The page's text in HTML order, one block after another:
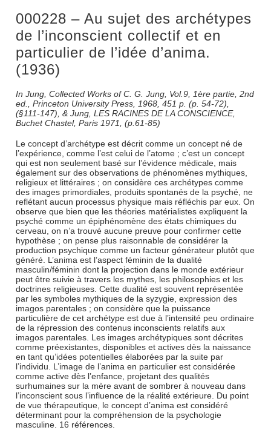
000228 – Au sujet des archétypes
de l’inconscient collectif et en
particulier de l’idée d’anima.
(1936)
In Jung, Collected Works of C. G. Jung, Vol.9, 1ère partie, 2nd
ed., Princeton University Press, 1968, 451 p. (p. 54-72),
(§111-147), & Jung, LES RACINES DE LA CONSCIENCE,
Buchet Chastel, Paris 1971, (p.61-85)
Le concept d’archétype est décrit comme un concept né de
l’expérience, comme l’est celui de l’atome ; c’est un concept
qui est non seulement basé sur l’évidence médicale, mais
également sur des observations de phénomènes mythiques,
religieux et littéraires ; on considère ces archétypes comme
des images primordiales, produits spontanés de la psyché, ne
reflétant aucun processus physique mais réfléchis par eux. On
observe que bien que les théories matérialistes expliquent la
psyché comme un épiphénomène des états chimiques du
cerveau, on n’a trouvé aucune preuve pour confirmer cette
hypothèse ; on pense plus raisonnable de considérer la
production psychique comme un facteur générateur plutôt que
généré. L’anima est l’aspect féminin de la dualité
masculin/féminin dont la projection dans le monde extérieur
peut être suivie à travers les mythes, les philosophies et les
doctrines religieuses. Cette dualité est souvent représentée
par les symboles mythiques de la syzygie, expression des
imagos parentales ; on considère que la puissance
particulière de cet archétype est due à l’intensité peu ordinaire
de la répression des contenus inconscients relatifs aux
imagos parentales. Les images archétypiques sont décrites
comme préexistantes, disponibles et actives dès la naissance
en tant qu’idées potentielles élaborées par la suite par
l’individu. L’image de l’anima en particulier est considérée
comme active dès l’enfance, projetant des qualités
surhumaines sur la mère avant de sombrer à nouveau dans
l’inconscient sous l’influence de la réalité extérieure. Du point
de vue thérapeutique, le concept d’anima est considéré
déterminant pour la compréhension de la psychologie
masculine. 16 références.